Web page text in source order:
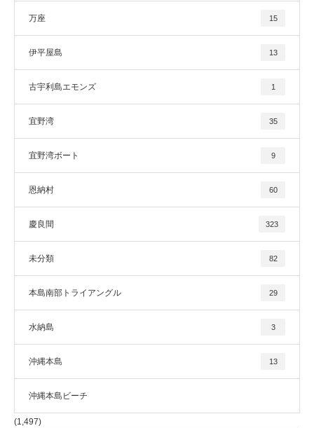
万座 15
伊平屋島 13
古宇利島エモンズ 1
宜野湾 35
宜野湾ボート 9
恩納村 60
慶良間 323
未分類 82
本島南部トライアングル 29
水納島 3
沖縄本島 13
沖縄本島ビーチ
(1,497)